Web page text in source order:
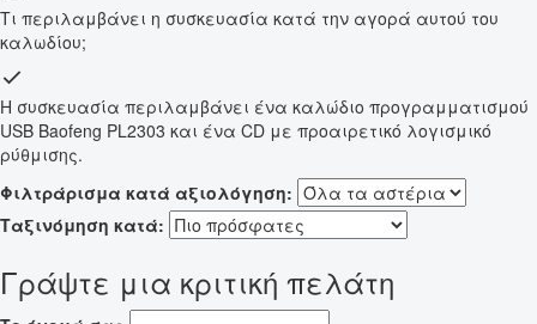
Τι περιλαμβάνει η συσκευασία κατά την αγορά αυτού του
καλωδίου;
Η συσκευασία περιλαμβάνει ένα καλώδιο προγραμματισμού
USB Baofeng PL2303 και ένα CD με προαιρετικό λογισμικό
ρύθμισης.
Φιλτράρισμα κατά αξιολόγηση:
Ταξινόμηση κατά:
Γράψτε μια κριτική πελάτη